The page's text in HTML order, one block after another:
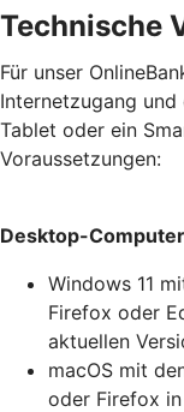
Technische
Für unser
Internetzugang
Tablet oder ein
Voraussetzungen:
Desktop-
Windows 11
Firefox oder
aktuellen
macOS mit
oder Firefox